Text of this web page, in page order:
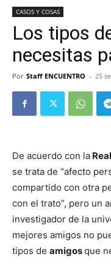
CASOS Y COSAS
Los tipos
necesitas
Por Staff ENCUENTRO - 25
De acuerdo con la
se trata de “afecto
compartido con otra
con el trato”, pero un
investigador de la
mejores amigos no
tipos de amigosque